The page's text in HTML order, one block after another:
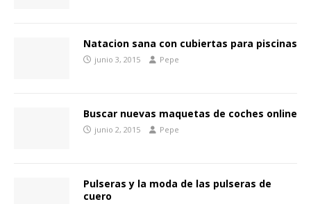
Natacion sana con cubiertas para piscinas
junio 3, 2015 Pepe
Buscar nuevas maquetas de coches online
junio 2, 2015 Pepe
Pulseras y la moda de las pulseras de
cuero